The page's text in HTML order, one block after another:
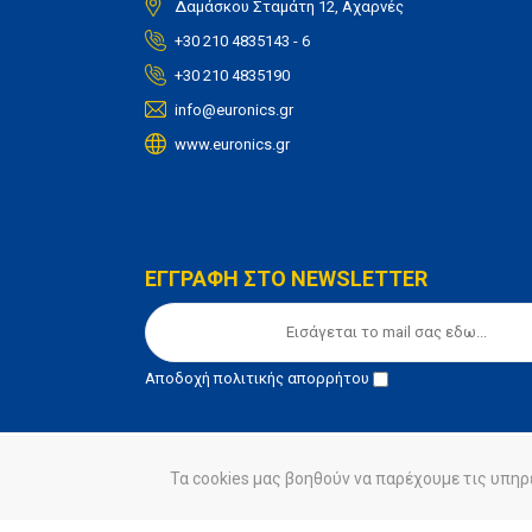
Δαμάσκου Σταμάτη 12, Αχαρνές
+30 210 4835143 - 6
+30 210 4835190
info@euronics.gr
www.euronics.gr
ΕΓΓΡΑΦΗ ΣΤΟ NEWSLETTER
Αποδοχήπολιτικής απορρήτου
© euronics 2020 Όροι Χρήσης Πολιτική
Τα cookies μας βοηθούν να παρέχουμε τις